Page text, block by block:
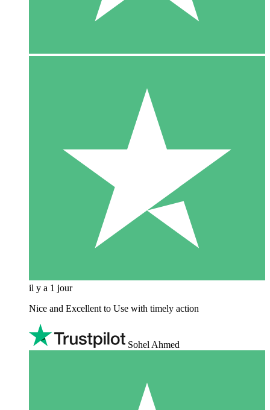
il y a 1 jour
Nice and Excellent to Use with timely action
Sohel Ahmed